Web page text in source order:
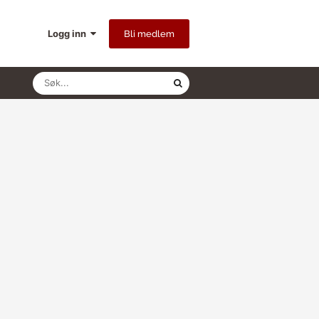
Logg inn Bli medlem